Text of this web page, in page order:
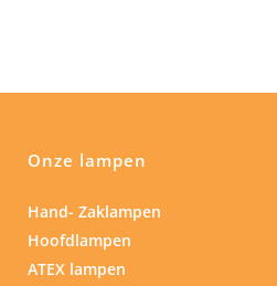
Onze lampen
Hand- Zaklampen
Hoofdlampen
ATEX lampen